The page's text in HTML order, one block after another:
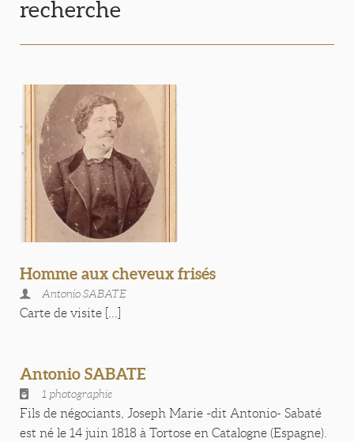
recherche
Homme aux cheveux frisés
Antonio SABATE
Carte de visite [...]
Antonio SABATE
1 photographie
Fils de négociants, Joseph Marie -dit Antonio- Sabaté
est né le 14 juin 1818 à Tortose en Catalogne (Espagne).